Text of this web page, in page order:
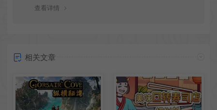
查看详情
相关文章